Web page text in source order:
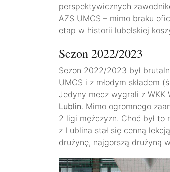
perspektywicznych
AZS UMCS – mimo braku
etap w historii lubelskiej
Sezon 2022/2023
Sezon 2022/2023 był
UMCS i z młodym składem
Jedyny mecz wygrali z WKK
Lublin. Mimo ogromnego
2 ligi mężczyzn. Choć był to
z Lublina stał się cenną
drużynę, najgorszą drużyną